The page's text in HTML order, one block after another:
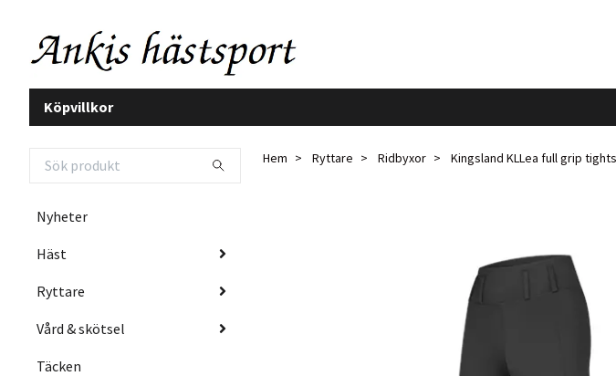
Köpvillkor
Nyheter
Häst
Ryttare
Vård & skötsel
Täcken
Hem Ryttare Ridbyxor Kingsland KLLea full grip